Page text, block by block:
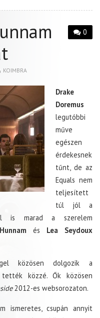
0
KOIMBRA
Drake
Doremus
legutóbbi
műve
egészen
érdekesnek
tűnt, de az
Equals nem
teljesített
túl jól a
is marad a szerelem
és Lea Seydoux
közösen dolgozik a
közzé. Ők közösen
2012-es websorozaton.
ismeretes, csupán annyit